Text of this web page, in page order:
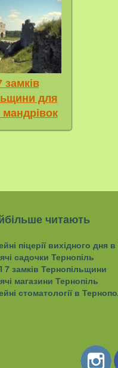
для
мандрівок
читають
піцерії вихідного дня
садочки Тернопіль
замків Тернопільщини
магазини Тернопіль
стоматології в